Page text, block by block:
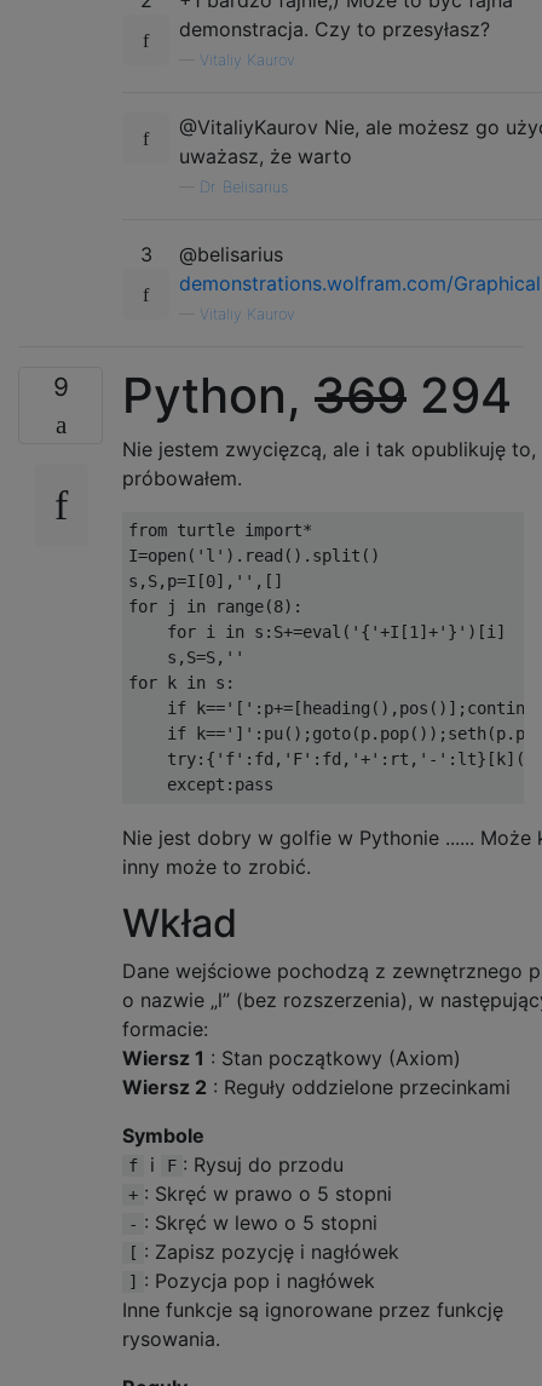
demonstracja. Czy to przesyłasz?
Vitaliy Kaurov
@VitaliyKaurov Nie, ale możesz go
uważasz, że warto
Dr. Belisarius
3
@belisarius
demonstrations.wolfram.com/
Vitaliy Kaurov
9 Python, 369 294
Nie jestem zwycięzcą, ale i tak opublikuję to,
próbowałem.
from turtle import*
I=open('l').read().split()
s,S,p=I[0],'',[]
for j in range(8):
    for i in s:S+=eval('{'+I[1]+'}')[i]
    s,S=S,''
for k in s:
if
if
try:{'f':fd,'F':fd,'+':rt,'-
Nie jest dobry w golfie w Pythonie ...... Może
inny może to zrobić.
Wkład
Dane wejściowe pochodzą z zewnętrznego
o nazwie „l” (bez rozszerzenia), w
formacie:
Wiersz 1 : Stan początkowy (Axiom)
Wiersz 2 : Reguły oddzielone przecinkami
Symbole
f i F : Rysuj do przodu
+ : Skręć w prawo o 5 stopni
- : Skręć w lewo o 5 stopni
[ : Zapisz pozycję i nagłówek
]
: Pozycja pop i nagłówek
Inne funkcje są ignorowane przez funkcję
rysowania.